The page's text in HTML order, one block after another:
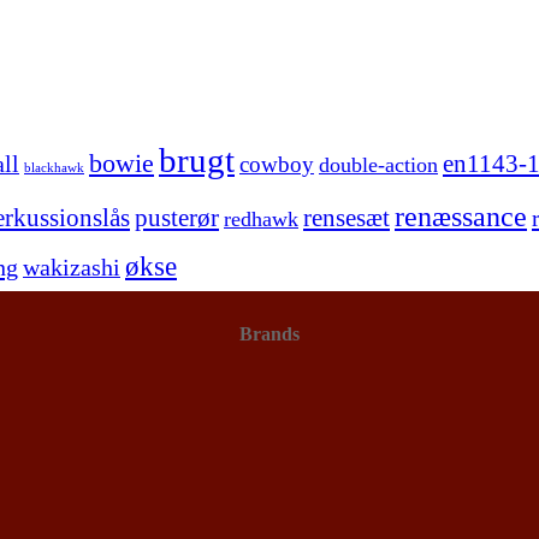
blackhawk bowie brugtcowboy double-action en1143-
pusterør redhawk rensesætrenæssance
wakizashi økse
Brands